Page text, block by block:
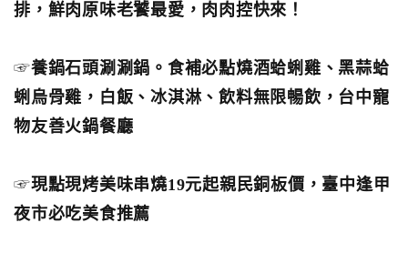
排，鮮肉原味老饕最愛，肉肉控快來！
☞養鍋石頭涮涮鍋。食補必點燒酒蛤蜊雞、黑蒜蛤
蜊烏骨雞，白飯、冰淇淋、飲料無限暢飲，台中寵
物友善火鍋餐廳
☞現點現烤美味串燒19元起親民銅板價，臺中逢甲
夜市必吃美食推薦